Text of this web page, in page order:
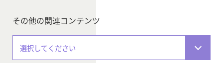
その他の関連コンテンツ
選択してください